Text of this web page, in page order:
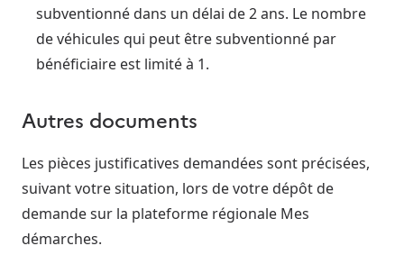
subventionné dans un délai de 2 ans. Le nombre
de véhicules qui peut être subventionné par
bénéficiaire est limité à 1.
Autres documents
Les pièces justificatives demandées sont précisées,
suivant votre situation, lors de votre dépôt de
demande sur la plateforme régionale Mes
démarches.